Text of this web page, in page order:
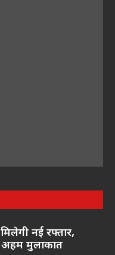
नई रफ्तार,
अहम मुलाकात